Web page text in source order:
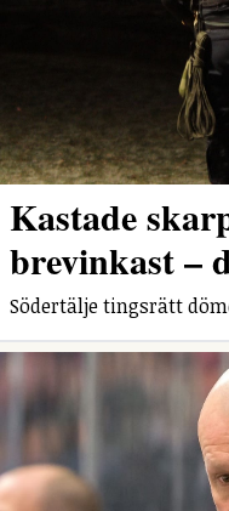
Kastade
brevinkast –
Södertälje tingsrätt